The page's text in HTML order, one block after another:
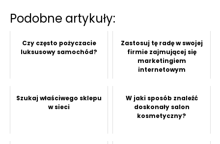
Podobne artykuły:
Czy często pożyczacie
luksusowy samochód?
Zastosuj tę radę w swojej
firmie zajmującej się
marketingiem
internetowym
Szukaj właściwego sklepu
w sieci
W jaki sposób znaleźć
doskonały salon
kosmetyczny?